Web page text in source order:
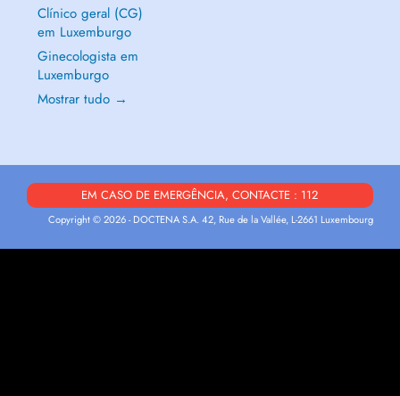
Clínico geral (CG)
em Luxemburgo
Ginecologista em
Luxemburgo
Mostrar tudo →
EM CASO DE EMERGÊNCIA, CONTACTE : 112
Copyright © 2026 - DOCTENA S.A. 42, Rue de la Vallée, L-2661 Luxembourg